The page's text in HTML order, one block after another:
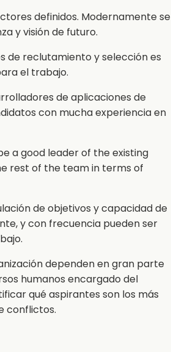
definidos. Modernamente se
y visión de futuro.
de reclutamiento y selección es
el trabajo.
de aplicaciones de
con mucha experiencia en
a good leader of the existing
rest of the team in terms of
de objetivos y capacidad de
y con frecuencia pueden ser
dependen en gran parte
humanos encargado del
qué aspirantes son los más
conflictos.